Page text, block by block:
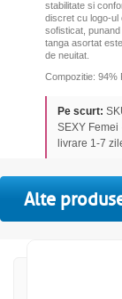
stabilitate si
discret cu logo-ul
sofisticat,
tanga asortat
de neuitat.
Compozitie: 94%
Pe scurt:
SEXY Femei
livrare 1-7
Alte